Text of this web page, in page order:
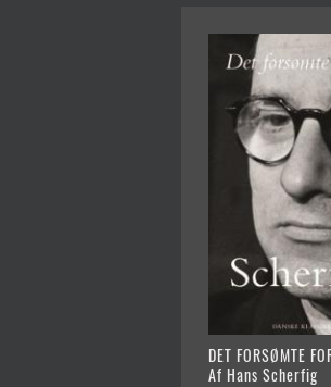
DET FORSØMTE
Af Hans Scherfig